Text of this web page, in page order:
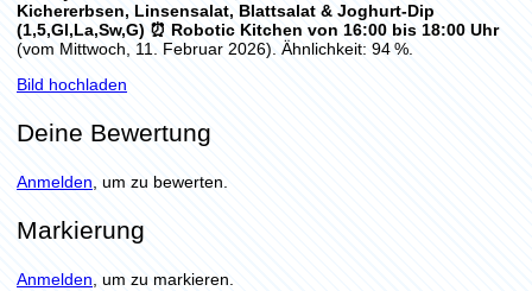
Kichererbsen, Linsensalat, Blattsalat & Joghurt-Dip
(1,5,Gl,La,Sw,G) ⏰ Robotic Kitchen von 16:00 bis 18:00 Uhr
(vom Mittwoch, 11. Februar 2026). Ähnlichkeit: 94 %.
Bild hochladen
Deine Bewertung
Anmelden , um zu bewerten.
Markierung
Anmelden , um zu markieren.